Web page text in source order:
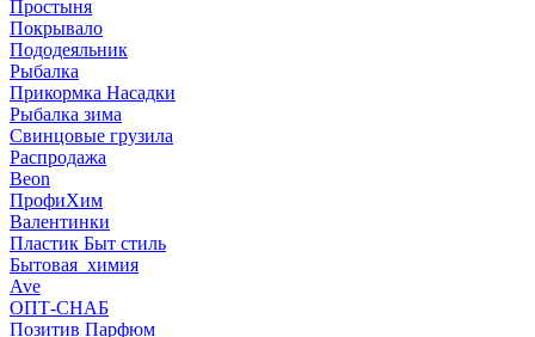
Простыня
Покрывало
Пододеяльник
Рыбалка
Прикормка Насадки
Рыбалка зима
Свинцовые грузила
Распродажа
Beon
ПрофиХим
Валентинки
Пластик Быт стиль
Бытовая_химия
Ave
ОПТ-СНАБ
Позитив Парфюм